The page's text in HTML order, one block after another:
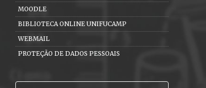
MOODLE
BIBLIOTECA ONLINE UNIFUCAMP
WEBMAIL
PROTEÇÃO DE DADOS PESSOAIS